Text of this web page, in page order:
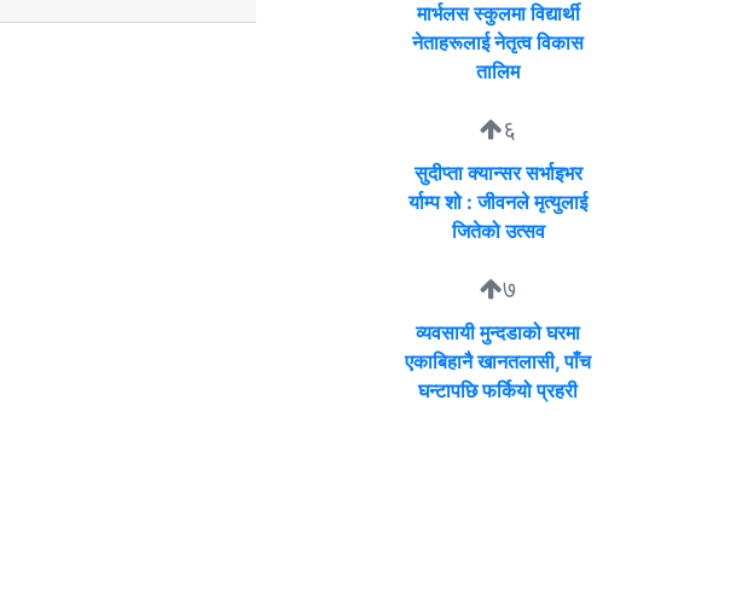
मार्भलस स्कुलमा विद्यार्थी
नेताहरूलाई नेतृत्व विकास
तालिम
६
सुदीप्ता क्यान्सर सर्भाइभर
र्याम्प शो : जीवनले मृत्युलाई
जितेको उत्सव
७
व्यवसायी मुन्दडाको घरमा
एकाबिहानै खानतलासी, पाँच
घन्टापछि फर्कियो प्रहरी